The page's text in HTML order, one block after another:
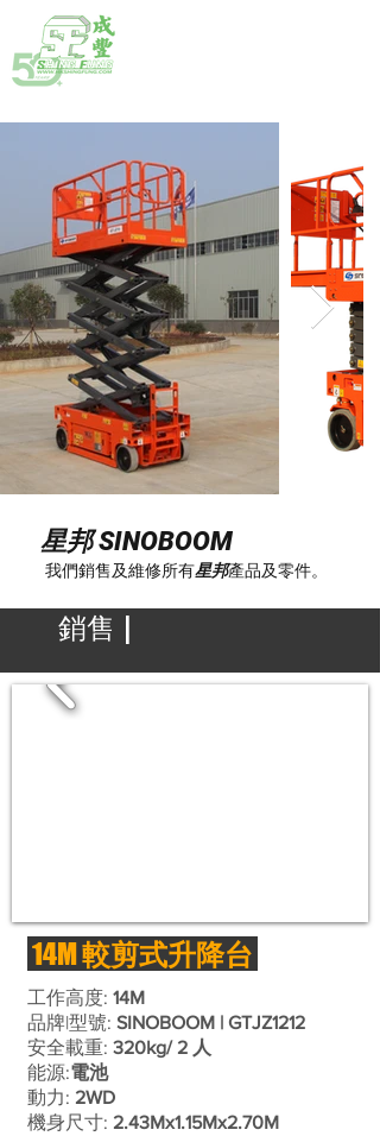
星邦 SINOBOOM
我們銷售及維修所有星邦產品及零件。
銷售 |
14M較剪式升降台
工作高度: 14M
品牌|型號: SINOBOOM | GTJZ1212
安全載重: 320kg/ 2 人
能源:電池
動力: 2WD
機身尺寸: 2.43Mx1.15Mx2.70M